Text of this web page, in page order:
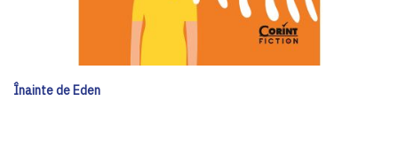
Înainte de Eden